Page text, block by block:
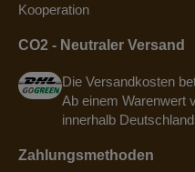
Kooperation
CO2 - Neutraler Versand
Die Versandkosten
Ab einem Warenwert
innerhalb
Zahlungsmethoden